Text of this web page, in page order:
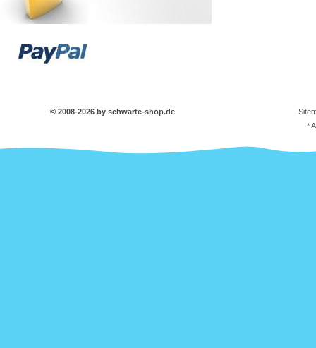
© 2008-2026 by schwarte-shop.de
*